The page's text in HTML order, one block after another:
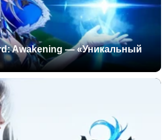
Awakening — «Уникальный